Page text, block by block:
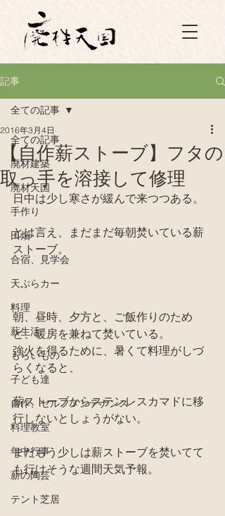
記事
全ての記事
廃材建築
廃材天国
手作り
田畑
合宿、見学会
天ぷらカー
料理
薪生活
もらいもの
子ども達
自作、セルフメンテナンス
料理教室
年中行事
薪の陶芸
テント芝居
全ての記事
【自作薪ストーブ】フタの
取っ手を溶接して修理
2016年3月4日
日中は少し寒さが緩んで来つつある。
とは言え、まだまだ毎朝焚いている薪
ストーブ。
朝、昼時、夕方と、ご飯作りのため
と、暖房を兼ねて焚いている。
強火を得るために、暑くて料理がしづ
らくなると、
薪ストーブからステンレスカマドに移
行しないとしょうがない。
まだもう少しは薪ストーブを焚いてて
も行けそうな週間天気予報。